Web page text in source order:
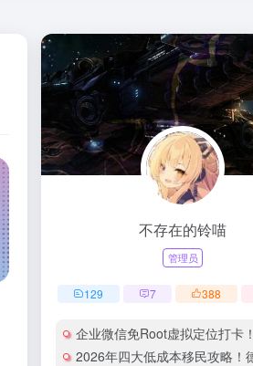
不存在的铃喵
管理员
129 7 388
企业微信免Root虚拟定位打卡！0成本安卓手机
2026年四大低成本移民攻略！德國倒貼錢學技術、日本初中學歷可申請、馬來西亞月入萬四即可、芬蘭免費教育快速永居！中介